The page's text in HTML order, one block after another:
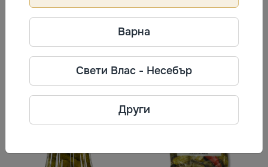
11,82 лв/кг
Купи
500 г 13,80 лв/кг
3,53 €
6,90 лв
Варна
Свети Влас - Несебър
Други